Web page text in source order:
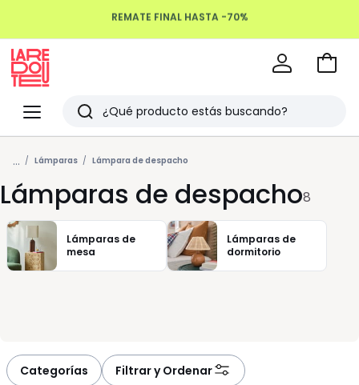
Menu
Redoute
Buscar
Últimos
artículos
vistos
Ir
... Lámparas Lámpara de despacho
Lámparas de despacho8
Lámparas de
mesa
Lámparas de
dormitorio
Categorías Filtrar y Ordenar